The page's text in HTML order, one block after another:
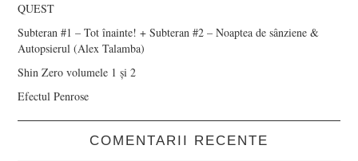
QUEST
Subteran #1 – Tot înainte! + Subteran #2 – Noaptea de sânziene &
Autopsierul (Alex Talamba)
Shin Zero volumele 1 și 2
Efectul Penrose
COMENTARII RECENTE